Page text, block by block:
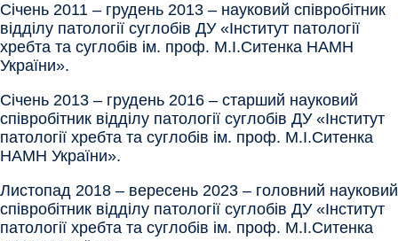
Січень 2011 – грудень 2013 – науковий співробітник
відділу патології суглобів ДУ «Інститут патології
хребта та суглобів ім. проф. М.І.Ситенка НАМН
України».
Січень 2013 – грудень 2016 – старший науковий
співробітник відділу патології суглобів ДУ «Інститут
патології хребта та суглобів ім. проф. М.І.Ситенка
НАМН України».
Листопад 2018 – вересень 2023 – головний науковий
співробітник відділу патології суглобів ДУ «Інститут
патології хребта та суглобів ім. проф. М.І.Ситенка